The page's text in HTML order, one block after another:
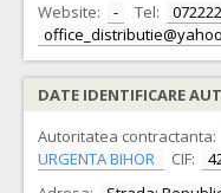
Website:
- Tel:
DATE IDENTIFICARE
Autoritatea contractanta:
URGENTA BIHOR
CIF: